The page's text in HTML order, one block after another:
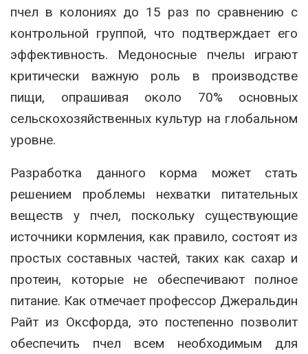
пчел в колониях до 15 раз по сравнению с
контрольной группой, что подтверждает его
эффективность. Медоносные пчелы играют
критически важную роль в производстве
пищи, опрашивая около 70% основных
сельскохозяйственных культур на глобальном
уровне.
Разработка данного корма может стать
решением проблемы нехватки питательных
веществ у пчел, поскольку существующие
источники кормления, как правило, состоят из
простых составных частей, таких как сахар и
протеин, которые не обеспечивают полное
питание. Как отмечает профессор Джеральдин
Райт из Оксфорда, это постепенно позволит
обеспечить пчел всем необходимым для